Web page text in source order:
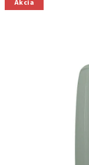
produktu
Akcia